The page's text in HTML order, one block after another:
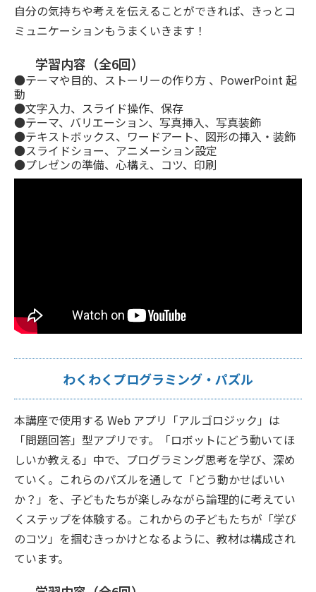
自分の気持ちや考えを伝えることができれば、きっとコ
ミュニケーションもうまくいきます！
学習内容（全6回）
●テーマや目的、ストーリーの作り方 、PowerPoint 起
動
●文字入力、スライド操作、保存
●テーマ、バリエーション、写真挿入、写真装飾
●テキストボックス、ワードアート、図形の挿入・装飾
●スライドショー、アニメーション設定
●プレゼンの準備、心構え、コツ、印刷
わくわくプログラミング・パズル
本講座で使用する Web アプリ「アルゴロジック」は
「問題回答」型アプリです。「ロボットにどう動いてほ
しいか教える」中で、プログラミング思考を学び、深め
ていく。これらのパズルを通して「どう動かせばいい
か？」を、子どもたちが楽しみながら論理的に考えてい
くステップを体験する。これからの子どもたちが「学び
のコツ」を掴むきっかけとなるように、教材は構成され
ています。